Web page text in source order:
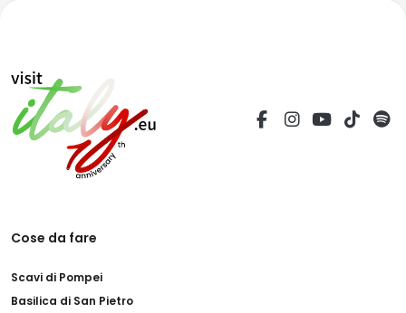
Cose da fare
Scavi di Pompei
Basilica di San Pietro